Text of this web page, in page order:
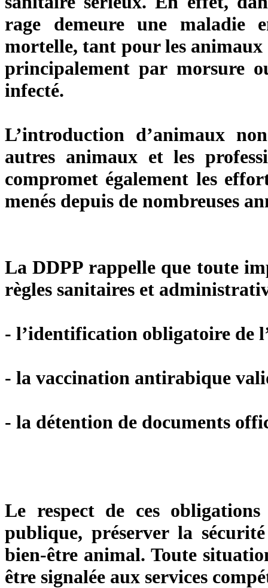
rage demeure une maladie
mortelle, tant pour les
principalement par morsure
infecté.
L’introduction d’animaux
autres animaux et les
compromet également les
menés depuis de nombreuses
La DDPP rappelle que toute
règles sanitaires et
- l’identification obligatoire de
- la vaccination antirabique
- la détention de documents
Le respect de ces
publique, préserver la
bien-être animal. Toute
être signalée aux services